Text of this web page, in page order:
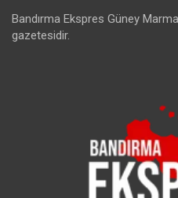
Bandırma Ekspres Güney
gazetesidir.